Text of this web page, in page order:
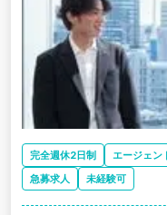
完全週休2日制 エージェン
急募求人
未経験可